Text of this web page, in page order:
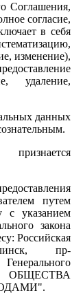
Соглашения,
согласие,
в себя
изменение),
удаление,
данных
путем
с указанием
закона
Российская
пр-